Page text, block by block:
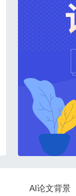
信息系统管理工程师
项目管理
AI论文背景